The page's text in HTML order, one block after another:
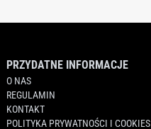
PRZYDATNE INFORMACJE
O NAS
REGULAMIN
KONTAKT
POLITYKA PRYWATNOŚCI I COOKIES